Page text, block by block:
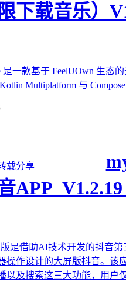
下载音乐）
是一款基于 FeelUOwn 生态
Multiplatform 与
载分享
是借助AI技术开发的抖音第
操作设计的大屏版抖音。该
以及搜索这三大功能，用户